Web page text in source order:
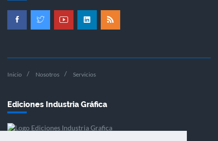
Inicio Nosotros Servicios
Ediciones Industria Gráfica